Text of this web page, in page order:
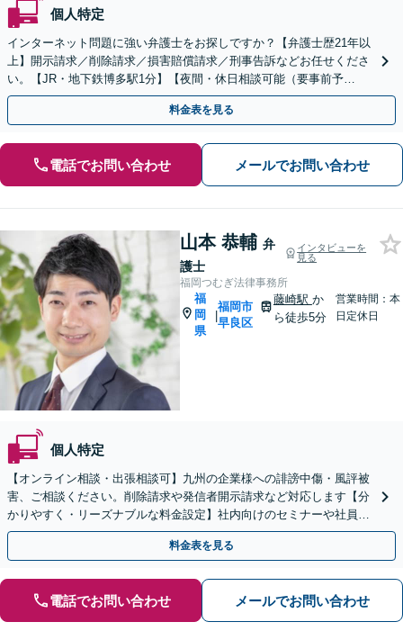
個人特定
インターネット問題に強い弁護士をお探しですか？【弁護士歴21年以
上】開示請求／削除請求／損害賠償請求／刑事告訴などお任せくださ
い。【JR・地下鉄博多駅1分】【夜間・休日相談可能（要事前予
約）】
料金表を見る
電話でお問い合わせ メールでお問い合わせ
山本 恭輔 弁
護士
インタビューを
見る
福岡つむぎ法律事務所
福
岡
県
|
福岡市
早良区
藤崎駅 か
ら徒歩5分
営業時間：本
日定休日
個人特定
【オンライン相談・出張相談可】九州の企業様への誹謗中傷・風評被
害、ご相談ください。削除請求や発信者開示請求など対応します【分
かりやすく・リーズナブルな料金設定】社内向けのセミナーや社員教
育もお任せ【藤崎駅徒歩5分】【弁護士歴7年】
料金表を見る
電話でお問い合わせ メールでお問い合わせ